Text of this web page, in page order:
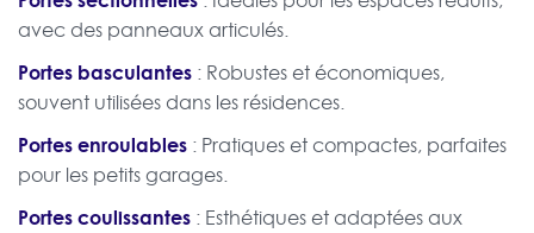
avec des panneaux articulés.
Portes basculantes : Robustes et économiques,
souvent utilisées dans les résidences.
Portes enroulables : Pratiques et compactes, parfaites
pour les petits garages.
Portes coulissantes : Esthétiques et adaptées aux